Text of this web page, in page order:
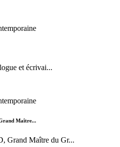
et écrivai...
Maître...
Grand Maître du Gr...